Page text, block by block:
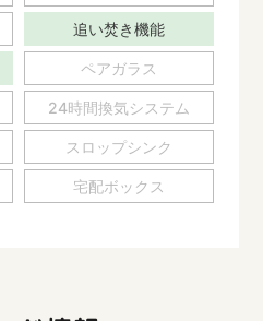
追い焚き機能
ペアガラス
24時間換気システム
スロップシンク
宅配ボックス